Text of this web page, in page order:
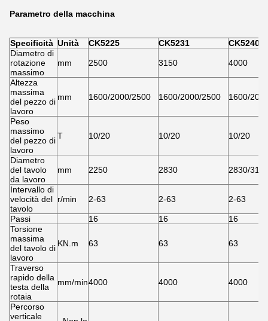
Parametro della macchina
Specificità Unità CK5225 CK5231
CK5240Q
Diametro di
rotazione
massimo
mm 2500 3150 4000
Altezza
massima
del pezzo di
lavoro
mm 1600/2000/2500 1600/2000/2500 1600/
Peso
massimo
del pezzo di
lavoro
T 10/20 10/20 10/20
Diametro
del tavolo
da lavoro
mm 2250 2830 2830/
Intervallo di
velocità del
tavolo
r/min 2-63 2-63 2-63
Passi 16 16
16
Torsione
massima
del tavolo di
lavoro
KN.m 63 63 63
Traverso
rapido della
testa della
rotaia
mm/min4000 4000 4000
Percorso
verticale